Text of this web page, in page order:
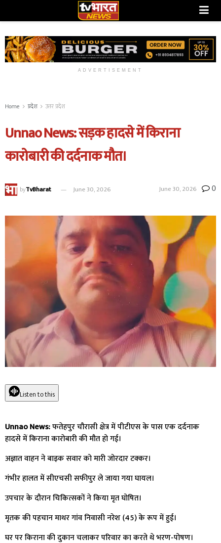
ADVERTISEMENT
Home प्रदेश उत्तर प्रदेश
Unnao News: सड़क हादसे में किराना
कारोबारी की दर्दनाक मौत।
byTvBharat June 30, 2026 June 30, 2026 0
Listen to this
Unnao News:फतेहपुर चौरासी क्षेत्र में पीटीएस के पास एक दर्दनाक
हादसे में किराना कारोबारी की मौत हो गई।
अज्ञात वाहन ने बाइक सवार को मारी जोरदार टक्कर।
गंभीर हालत में सीएचसी सफीपुर ले जाया गया घायल।
उपचार के दौरान चिकित्सकों ने किया मृत घोषित।
मृतक की पहचान माथर गांव निवासी नरेश (45) के रूप में हुई।
घर पर किराना की दुकान चलाकर परिवार का करते थे भरण-पोषण।